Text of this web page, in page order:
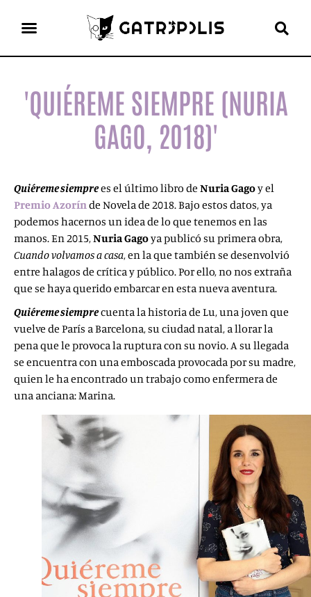
'QUIÉREME SIEMPRE (NURIA
GAGO, 2018)'
Quiéreme siemprees el último libro de Nuria Gagoy el
Premio Azorínde Novela de 2018. Bajo estos datos, ya
podemos hacernos un idea de lo que tenemos en las
manos. En 2015,Nuria Gagoya publicó su primera obra,
Cuando volvamos a casa, en la que también se desenvolvió
entre halagos de crítica y público. Por ello, no nos extraña
que se haya querido embarcar en esta nueva aventura.
Quiéreme siemprecuenta la historia de Lu, una joven que
vuelve de París a Barcelona, su ciudad natal, a llorar la
pena que le provoca la ruptura con su novio. A su llegada
se encuentra con una emboscada provocada por su madre,
quien le ha encontrado un trabajo como enfermera de
una anciana: Marina.